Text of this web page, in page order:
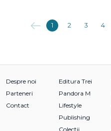
Anterioara
1 2 3 4
Despre noi
Parteneri
Contact
Editura Trei
Pandora M
Lifestyle
Publishing
Colecții